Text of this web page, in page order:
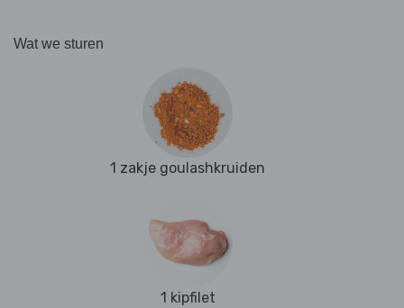
Wat we sturen
1 zakje goulashkruiden
1 kipfilet